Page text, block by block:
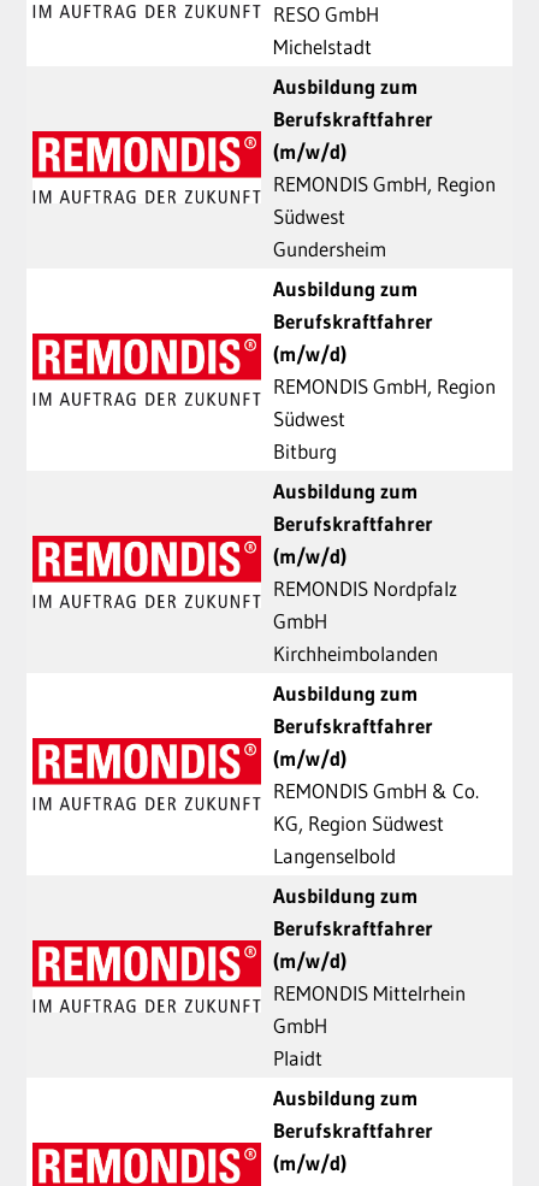
RESO GmbH
Michelstadt
Ausbildung zum
Berufskraftfahrer
(m/w/d)
REMONDIS GmbH, Region
Südwest
Gundersheim
Ausbildung zum
Berufskraftfahrer
(m/w/d)
REMONDIS GmbH, Region
Südwest
Bitburg
Ausbildung zum
Berufskraftfahrer
(m/w/d)
REMONDIS Nordpfalz
GmbH
Kirchheimbolanden
Ausbildung zum
Berufskraftfahrer
(m/w/d)
REMONDIS GmbH & Co.
KG, Region Südwest
Langenselbold
Ausbildung zum
Berufskraftfahrer
(m/w/d)
REMONDIS Mittelrhein
GmbH
Plaidt
Ausbildung zum
Berufskraftfahrer
(m/w/d)